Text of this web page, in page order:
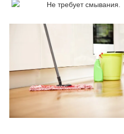
Не требует смывания.